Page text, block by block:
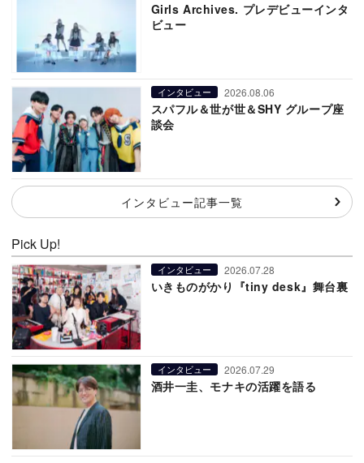
Girls Archives. プレデビューインタ
ビュー
インタビュー 2026.08.06
スパフル＆世が世＆SHY グループ座
談会
インタビュー記事一覧
Pick Up!
インタビュー 2026.07.28
いきものがかり『tiny desk』舞台裏
インタビュー 2026.07.29
酒井一圭、モナキの活躍を語る